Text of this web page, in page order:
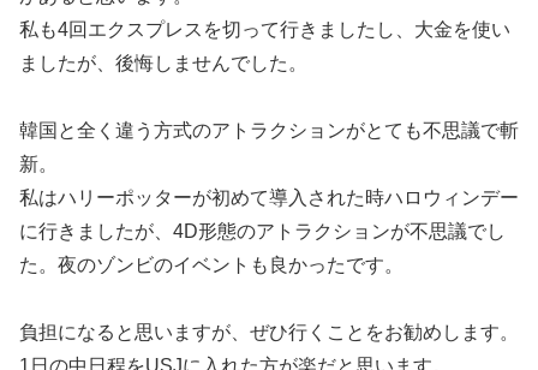
私も4回エクスプレスを切って行きましたし、大金を使い
ましたが、後悔しませんでした。
韓国と全く違う方式のアトラクションがとても不思議で斬
新。
私はハリーポッターが初めて導入された時ハロウィンデー
に行きましたが、4D形態のアトラクションが不思議でし
た。夜のゾンビのイベントも良かったです。
負担になると思いますが、ぜひ行くことをお勧めします。